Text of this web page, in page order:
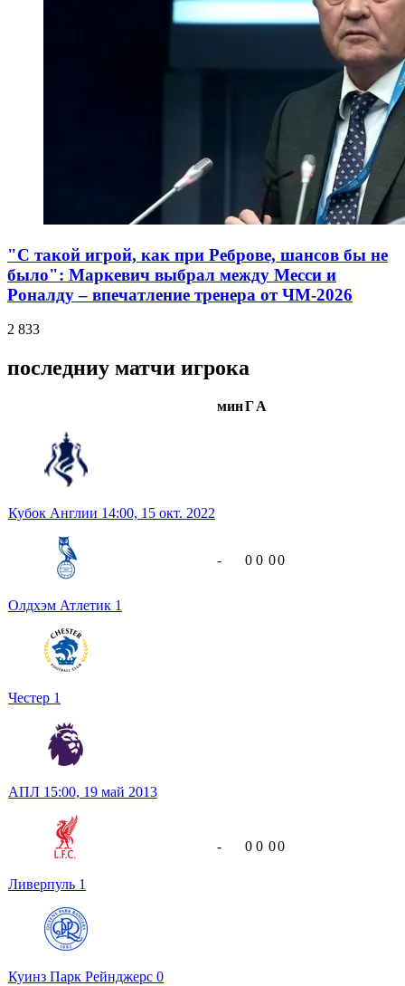
"С такой игрой, как при Реброве, шансов бы не
было": Маркевич выбрал между Месси и
Роналду – впечатление тренера от ЧМ-2026
2 833
последниу матчи игрока
минГА
Кубок Англии 14:00, 15 окт. 2022
Олдхэм Атлетик 1
Честер 1
- 0 0 00
АПЛ 15:00, 19 май 2013
Ливерпуль 1
Куинз Парк Рейнджерс 0
- 0 0 00